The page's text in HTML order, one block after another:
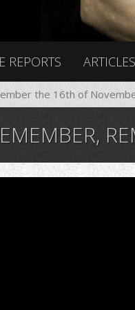
REPORTS ARTICLES
the 16th of